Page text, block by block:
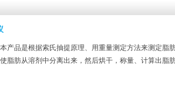
品是根据索氏抽提原理、用重量测定方法来测定脂
脂肪从溶剂中分离出来，然后烘干，称量、计算出脂